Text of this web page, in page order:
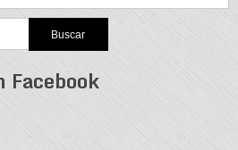
Facebook